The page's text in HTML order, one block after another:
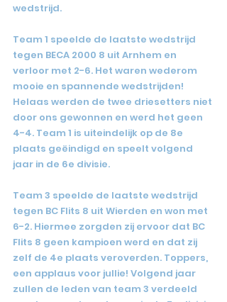
wedstrijd.
Team 1 speelde de laatste wedstrijd
tegen BECA 2000 8 uit Arnhem en
verloor met 2-6. Het waren wederom
mooie en spannende wedstrijden!
Helaas werden de twee driesetters niet
door ons gewonnen en werd het geen
4-4. Team 1 is uiteindelijk op de 8e
plaats geëindigd en speelt volgend
jaar in de 6e divisie.
Team 3 speelde de laatste wedstrijd
tegen BC Flits 8 uit Wierden en won met
6-2. Hiermee zorgden zij ervoor dat BC
Flits 8 geen kampioen werd en dat zij
zelf de 4e plaats veroverden. Toppers,
een applaus voor jullie! Volgend jaar
zullen de leden van team 3 verdeeld